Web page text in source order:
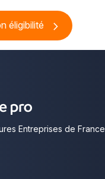
éligibilité
Entreprises de France